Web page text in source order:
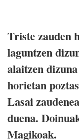
Triste zauden
laguntzen
alaitzen
horietan
Lasai
duena.
Magikoak.